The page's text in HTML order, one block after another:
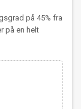
på 45% fra
på en helt